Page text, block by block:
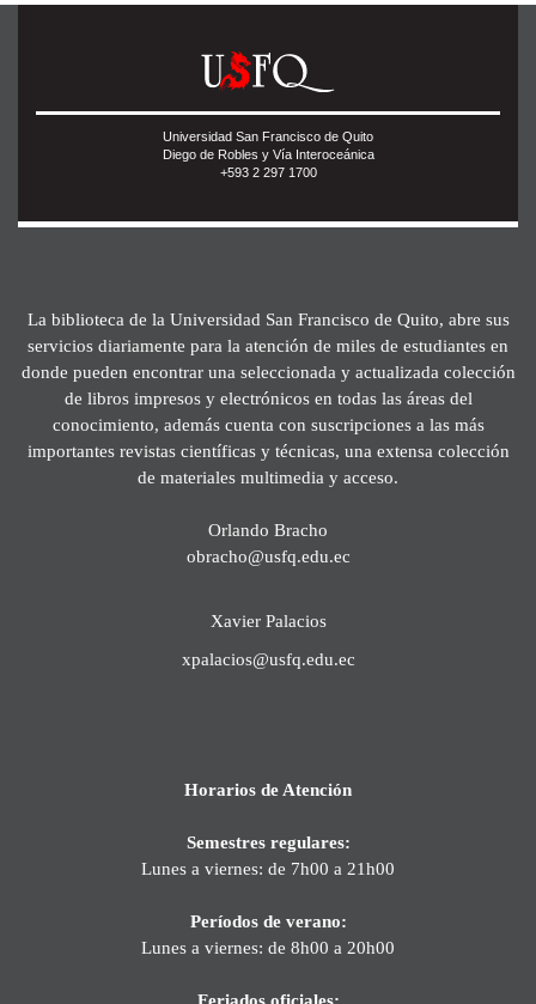
Universidad San Francisco de Quito
Diego de Robles y Vía Interoceánica
+593 2 297 1700
La biblioteca de la Universidad San Francisco de Quito, abre sus
servicios diariamente para la atención de miles de estudiantes en
donde pueden encontrar una seleccionada y actualizada colección
de libros impresos y electrónicos en todas las áreas del
conocimiento, además cuenta con suscripciones a las más
importantes revistas científicas y técnicas, una extensa colección
de materiales multimedia y acceso.
Orlando Bracho
obracho@usfq.edu.ec
Xavier Palacios
xpalacios@usfq.edu.ec
Horarios de Atención
Semestres regulares:
Lunes a viernes: de 7h00 a 21h00
Períodos de verano:
Lunes a viernes: de 8h00 a 20h00
Feriados oficiales: